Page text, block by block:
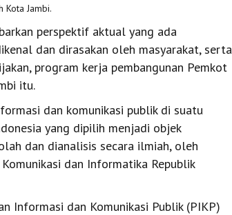
Jambi.
perspektif aktual yang ada
dan dirasakan oleh masyarakat, serta
program kerja pembangunan Pemkot
itu.
dan komunikasi publik di suatu
yang dipilih menjadi objek
dan dianalisis secara ilmiah, oleh
dan Informatika Republik
Informasi dan Komunikasi Publik (PIKP)